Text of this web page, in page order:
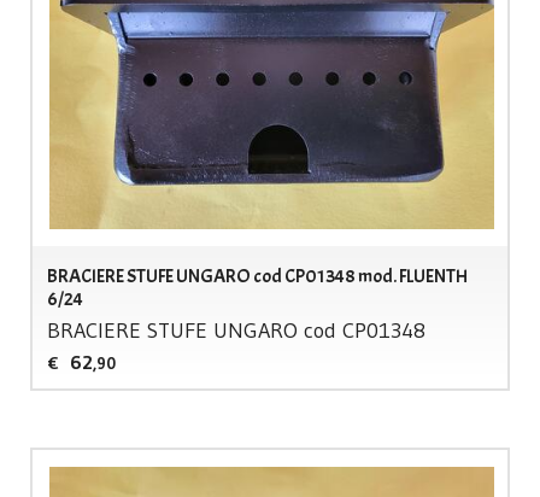
BRACIERE STUFE UNGARO cod CP01348 mod. FLUENTH
6/24
BRACIERE STUFE UNGARO cod CP01348
€ 62,90